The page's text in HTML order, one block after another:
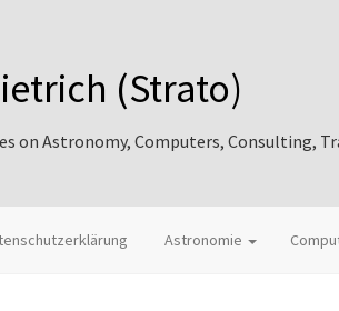
(Strato)
on Astronomy, Computers, Consulting,
Astronomie